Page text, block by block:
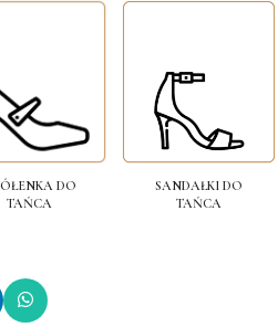
DO
TAŃCA
SANDAŁKI DO
TAŃCA